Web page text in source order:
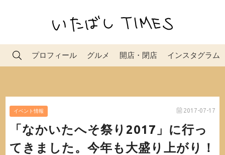
プロフィール グルメ 開店・閉店 インスタグラム
イベント情報 2017-07-17
「なかいたへそ祭り2017」に行っ
てきました。今年も大盛り上がり！